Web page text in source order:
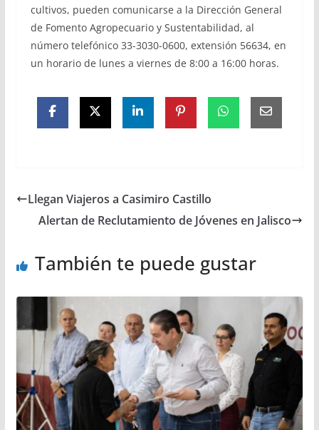
cultivos, pueden comunicarse a la Dirección General
de Fomento Agropecuario y Sustentabilidad, al
número telefónico 33-3030-0600, extensión 56634, en
un horario de lunes a viernes de 8:00 a 16:00 horas.
Llegan Viajeros a Casimiro Castillo
Alertan de Reclutamiento de Jóvenes en Jalisco
También te puede gustar